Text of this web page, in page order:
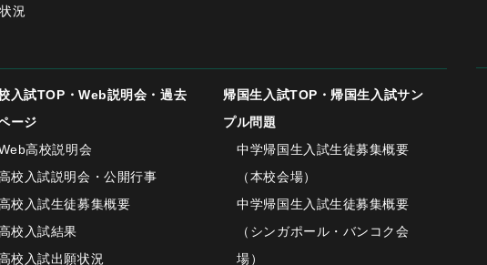
況
入試TOP・Web説明会・過去
ージ
高校説明会
校入試説明会・公開行事
校入試生徒募集概要
校入試結果
校入試出願状況
帰国生入試TOP・帰国生入試サン
プル問題
中学帰国生入試生徒募集概要
（本校会場）
中学帰国生入試生徒募集概要
（シンガポール・バンコク会
場）